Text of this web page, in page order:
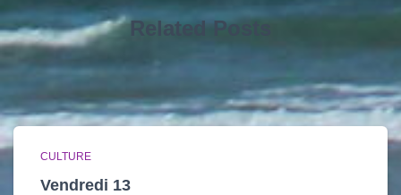
Related Posts
CULTURE
Vendredi 13